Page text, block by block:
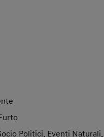
Politici, Eventi